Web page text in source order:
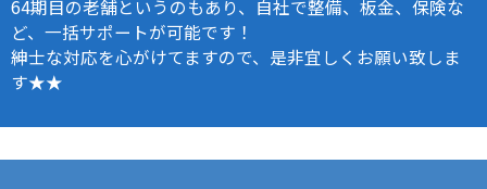
64期目の老舗というのもあり、自社で整備、板金、保険な
ど、一括サポートが可能です！
紳士な対応を心がけてますので、是非宜しくお願い致しま
す★★